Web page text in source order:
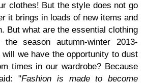
clothes! But the style does not go
it brings in loads of new items and
But what are the essential clothing
season autumn-winter 2013-
will we have the opportunity to dust
times in our wardrobe? Because
"Fashion is made ​​to become